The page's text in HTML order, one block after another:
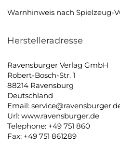
Warnhinweis nach Spielzeug-
Herstelleradresse
Ravensburger Verlag GmbH
Robert-Bosch-Str. 1
88214 Ravensburg
Deutschland
Email:
Url: www.ravensburger.de
Telephone: +49 751 860
Fax: +49 751 861289